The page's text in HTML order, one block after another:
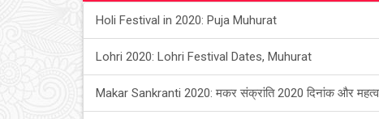
Holi Festival in 2020: Puja Muhurat
Lohri 2020: Lohri Festival Dates, Muhurat
Makar Sankranti 2020: मकर संक्रांति 2020 दिनांक और महत्व